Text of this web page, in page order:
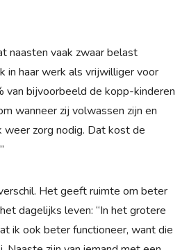
naasten vaak zwaar belast
in haar werk als vrijwilliger voor
van bijvoorbeeld de kopp-kinderen
wanneer zij volwassen zijn en
weer zorg nodig. Dat kost de
Het geeft ruimte om beter
dagelijks leven: “In het grotere
ik ook beter functioneer, want die